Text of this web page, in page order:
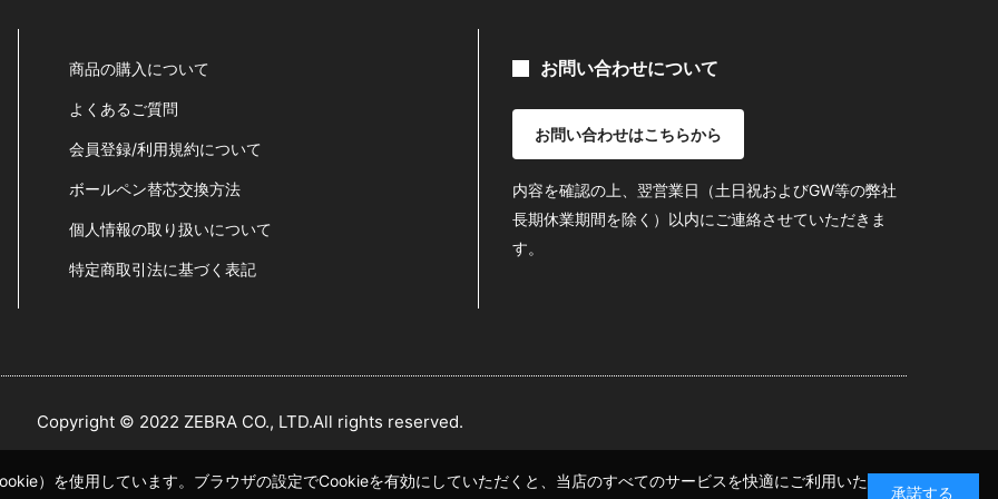
商品の購入について
よくあるご質問
会員登録/利用規約について
ボールペン替芯交換方法
個人情報の取り扱いについて
特定商取引法に基づく表記
お問い合わせについて
お問い合わせはこちらから
内容を確認の上、翌営業日（土日祝およびGW等の弊社
長期休業期間を除く）以内にご連絡させていただきま
す。
Copyright © 2022 ZEBRA CO., LTD.All rights reserved.
）を使用しています。ブラウザの設定でCookieを有効にしていただくと、当店のすべてのサービスを快適にご利用いた
承諾する